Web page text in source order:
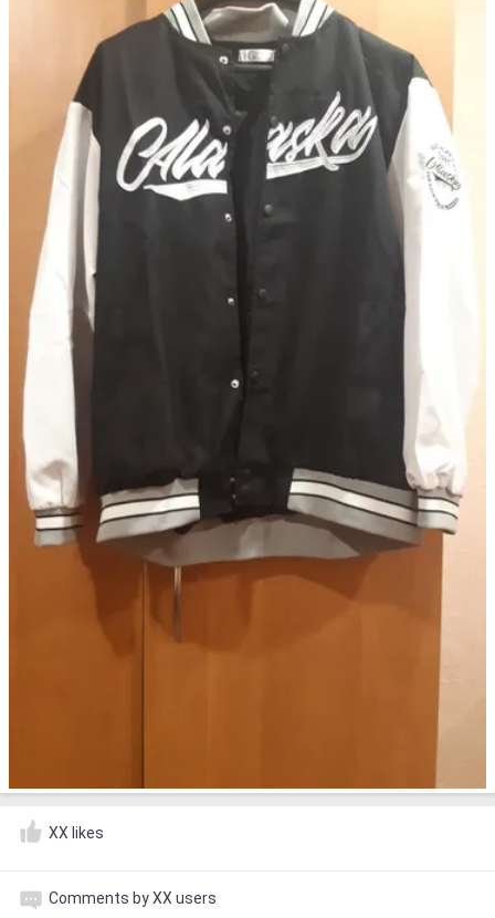
XX likes
Comments by XX users